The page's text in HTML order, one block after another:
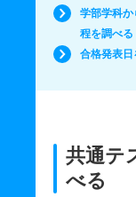
学部学科か
程を調べる
合格発表日
共通テ
べる